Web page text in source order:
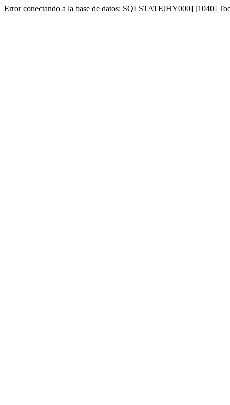
Error conectando a la base de datos: SQLSTATE[HY000] [1040]